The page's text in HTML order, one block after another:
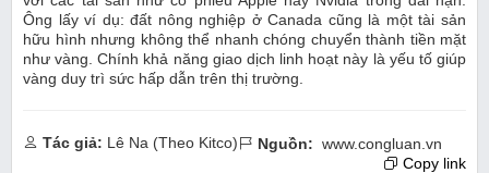
Ông lấy ví dụ: đất nông nghiệp ở Canada cũng là một tài sản
hữu hình nhưng không thể nhanh chóng chuyển thành tiền mặt
như vàng. Chính khả năng giao dịch linh hoạt này là yếu tố giúp
vàng duy trì sức hấp dẫn trên thị trường.
Tác giả: Lê Na (Theo Kitco) Nguồn: www.congluan.vn
Copy link